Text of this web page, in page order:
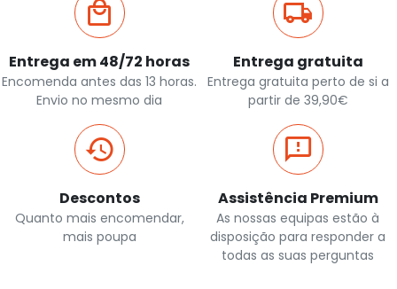
Entrega em 48/72 horas
Encomenda antes das 13 horas.
Envio no mesmo dia
Entrega gratuita
Entrega gratuita perto de si a
partir de 39,90€
Descontos
Quanto mais encomendar,
mais poupa
Assistência Premium
As nossas equipas estão à
disposição para responder a
todas as suas perguntas